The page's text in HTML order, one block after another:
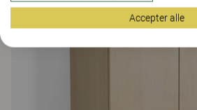
Accepter alle